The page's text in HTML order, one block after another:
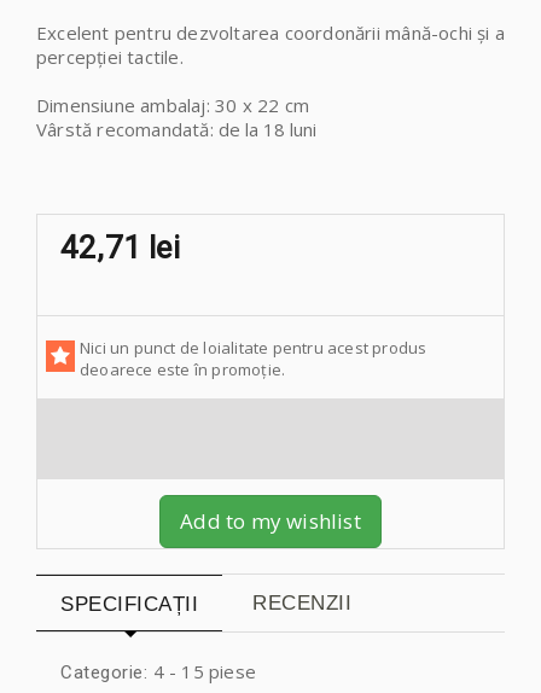
Excelent pentru dezvoltarea coordonării mână-ochi și a
percepției tactile.
Dimensiune ambalaj: 30 x 22 cm
Vârstă recomandată: de la 18 luni
42,71 lei
Nici un punct de loialitate pentru acest produs
deoarece este în promoție.
Add to my wishlist
SPECIFICAȚII RECENZII
Categorie: 4 - 15 piese